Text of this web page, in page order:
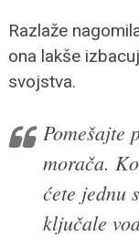
Razlaže
ona lakše
svojstva.
Pomešajte
morača.
ćete jednu
ključale